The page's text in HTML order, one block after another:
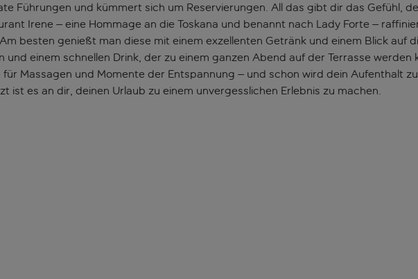
Führungen und kümmert sich um Reservierungen. All das gibt dir das Gefühl,
Irene – eine Hommage an die Toskana und benannt nach Lady Forte –
besten genießt man diese mit einem exzellenten Getränk und einem Blick auf
einem schnellen Drink, der zu einem ganzen Abend auf der Terrasse werden
Massagen und Momente der Entspannung – und schon wird dein Aufenthalt
ist es an dir, deinen Urlaub zu einem unvergesslichen Erlebnis zu machen.